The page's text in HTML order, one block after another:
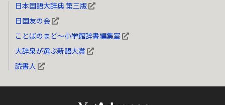
日本国語大辞典 第三版
日国友の会
ことばのまど～小学館辞書編集室
大辞泉が選ぶ新語大賞
読書人